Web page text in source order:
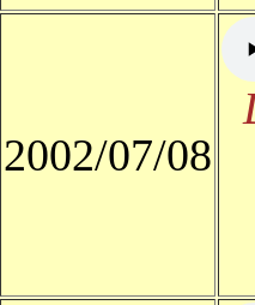
2002/07/08